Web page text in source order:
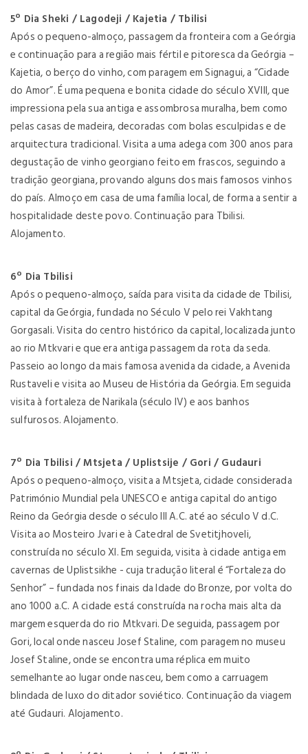
5º Dia Sheki / Lagodeji / Kajetia / Tbilisi
Após o pequeno-almoço, passagem da fronteira com a Geórgia
e continuação para a região mais fértil e pitoresca da Geórgia –
Kajetia, o berço do vinho, com paragem em Signagui, a “Cidade
do Amor”. É uma pequena e bonita cidade do século XVIII, que
impressiona pela sua antiga e assombrosa muralha, bem como
pelas casas de madeira, decoradas com bolas esculpidas e de
arquitectura tradicional. Visita a uma adega com 300 anos para
degustação de vinho georgiano feito em frascos, seguindo a
tradição georgiana, provando alguns dos mais famosos vinhos
do país. Almoço em casa de uma família local, de forma a sentir a
hospitalidade deste povo. Continuação para Tbilisi.
Alojamento.
6º Dia Tbilisi
Após o pequeno-almoço, saída para visita da cidade de Tbilisi,
capital da Geórgia, fundada no Século V pelo rei Vakhtang
Gorgasali. Visita do centro histórico da capital, localizada junto
ao rio Mtkvari e que era antiga passagem da rota da seda.
Passeio ao longo da mais famosa avenida da cidade, a Avenida
Rustaveli e visita ao Museu de História da Geórgia. Em seguida
visita à fortaleza de Narikala (século IV) e aos banhos
sulfurosos. Alojamento.
7º Dia Tbilisi / Mtsjeta / Uplistsije / Gori / Gudauri
Após o pequeno-almoço, visita a Mtsjeta, cidade considerada
Património Mundial pela UNESCO e antiga capital do antigo
Reino da Geórgia desde o século III A.C. até ao século V d.C.
Visita ao Mosteiro Jvari e à Catedral de Svetitjhoveli,
construída no século XI. Em seguida, visita à cidade antiga em
cavernas de Uplistsikhe - cuja tradução literal é “Fortaleza do
Senhor” – fundada nos finais da Idade do Bronze, por volta do
ano 1000 a.C. A cidade está construída na rocha mais alta da
margem esquerda do rio Mtkvari. De seguida, passagem por
Gori, local onde nasceu Josef Staline, com paragem no museu
Josef Staline, onde se encontra uma réplica em muito
semelhante ao lugar onde nasceu, bem como a carruagem
blindada de luxo do ditador soviético. Continuação da viagem
até Gudauri. Alojamento.